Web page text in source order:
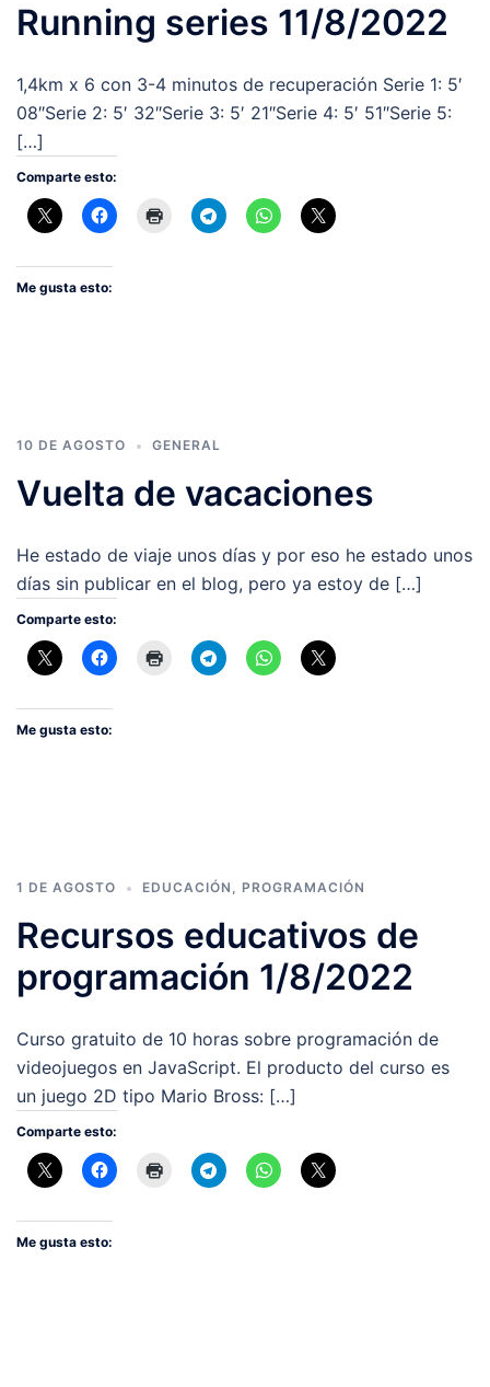
Running series 11/8/2022
1,4km x 6 con 3-4 minutos de recuperación Serie 1: 5′
08″Serie 2: 5′ 32″Serie 3: 5′ 21″Serie 4: 5′ 51″Serie 5:
[…]
Comparte esto:
Me gusta esto:
10 DE AGOSTO GENERAL
Vuelta de vacaciones
He estado de viaje unos días y por eso he estado unos
días sin publicar en el blog, pero ya estoy de […]
Comparte esto:
Me gusta esto:
1 DE AGOSTO EDUCACIÓN , PROGRAMACIÓN
Recursos educativos de
programación 1/8/2022
Curso gratuito de 10 horas sobre programación de
videojuegos en JavaScript. El producto del curso es
un juego 2D tipo Mario Bross: […]
Comparte esto:
Me gusta esto: